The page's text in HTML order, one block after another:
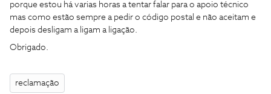
porque estou há varias horas a tentar falar para o apoio técnico
mas como estão sempre a pedir o código postal e não aceitam e
depois desligam a ligam a ligação.
Obrigado.
reclamação